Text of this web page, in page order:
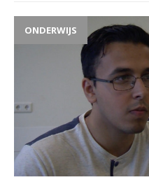
ONDERWIJS